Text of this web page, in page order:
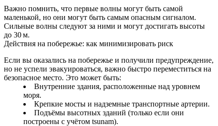
Важно помнить, что первые волны могут быть самой
маленькой, но они могут быть самым опасным сигналом.
Сильные волны следуют за ними и могут достигать высоты
до 30 м.
Действия на побережье: как минимизировать риск
Если вы оказались на побережье и получили предупреждение,
но не успели эвакуироваться, важно быстро переместиться на
безопасное место. Это может быть:
Внутренние здания, расположенные над уровнем
моря.
Крепкие мосты и надземные транспортные артерии.
Подъёмы высотных зданий (только если они
построены с учётом tsunam).